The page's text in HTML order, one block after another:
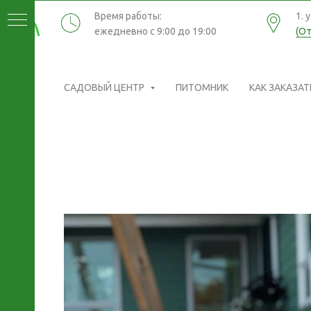
Время работы:
ежедневно с 9:00 до 19:00
1.
САДОВЫЙ ЦЕНТР ПИТОМНИК КАК